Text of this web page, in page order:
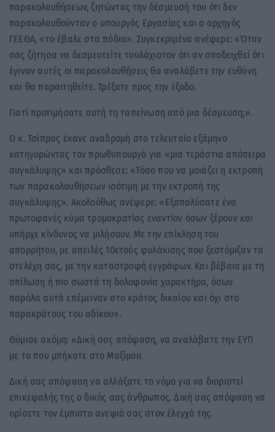
παρακολουθήσεων, ζητώντας την δέσμευσή του ότι δεν
παρακολουθούνταν ο υπουργός Εργασίας και ο αρχηγός
ΓΕΕΘΑ, «το έβαλε στα πόδια». Συγκεκριμένα ανέφερε: «Όταν
σας ζήτησα να δεσμευτείτε τουλάχιστον ότι αν αποδειχθεί ότι
έγιναν αυτές οι παρακολουθήσεις θα αναλάβετε την ευθύνη
και θα παραιτηθείτε. Τρέξατε προς την έξοδο.
Γιατί προτιμήσατε αυτή τη ταπείνωση από μια δέσμευση;».
Ο κ. Τσίπρας έκανε αναδρομή στο τελευταίο εξάμηνο
κατηγορώντας τον πρωθυπουργό για «μια τεράστια απόπειρα
συγκάλυψης» και πρόσθεσε: «Τόσο που να μοιάζει η εκτροπή
των παρακολουθήσεων ισότιμη με την εκτροπή της
συγκάλυψης». Ακολούθως ανέφερε: «Εξαπολύσατε ένα
πρωτοφανές κύμα τρομοκρατίας εναντίον όσων ξέρουν και
υπήρχε κίνδυνος να μιλήσουν. Με την επίκληση του
απορρήτου, με απειλές 10ετούς φυλάκισης που ξεστόμιζαν τα
στελέχη σας, με την καταστροφή εγγράφων. Και βέβαια με τη
σπίλωση ή πιο σωστά τη δολοφονία χαρακτήρα, όσων
παρόλα αυτά επέμειναν στο κράτος δικαίου και όχι στο
παρακράτους του αδίκου».
Θύμισε ακόμη: «Δική σας απόφαση, να αναλάβατε την ΕΥΠ
με το που μπήκατε στο Μαξίμου.
Δική σας απόφαση να αλλάξατε το νόμο για να διοριστεί
επικεφαλής της ο δικός σας άνθρωπος. Δική σας απόφαση να
ορίσετε τον έμπιστο ανεψιό σας στον έλεγχό της.